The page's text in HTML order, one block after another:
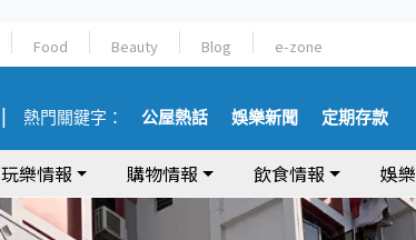
Food Beauty Blog e-zone
熱門關鍵字： 公屋熱話 娛樂新聞 定期存款
玩樂情報 購物情報 飲食情報 娛樂